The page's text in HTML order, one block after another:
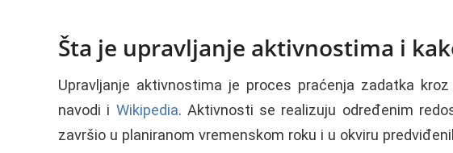
Šta je upravljanje aktivnostima i
Upravljanje aktivnostima je proces praćenja zadatka
navodi i Wikipedia. Aktivnosti se realizuju određenim
završio u planiranom vremenskom roku i u okviru